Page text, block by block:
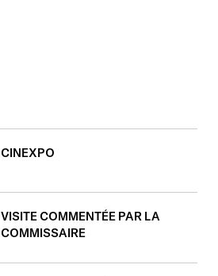
CINEXPO
VISITE COMMENTÉE PAR LA
COMMISSAIRE